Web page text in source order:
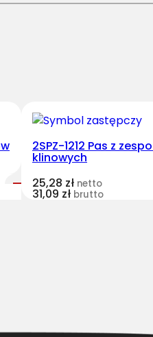
2SPZ-1212 Pas z
klinowych
25,28 zł netto
31,09 zł brutto